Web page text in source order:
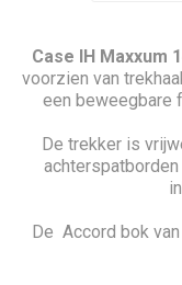
Case IH Maxxum
voorzien van
een beweegbare
De trekker is
De Accord bok